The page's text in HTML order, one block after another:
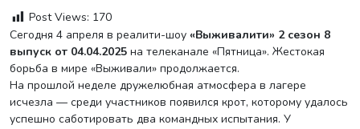
Post Views: 170
Сегодня 4 апреля в реалити-шоу «Выживалити» 2 сезон 8
выпуск от 04.04.2025 на телеканале «Пятница». Жестокая
борьба в мире «Выживали» продолжается.
На прошлой неделе дружелюбная атмосфера в лагере
исчезла — среди участников появился крот, которому удалось
успешно саботировать два командных испытания. У